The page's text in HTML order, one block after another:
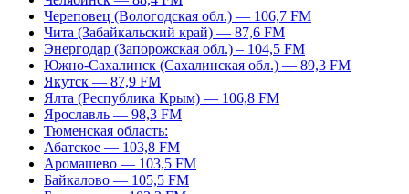
Череповец (Вологодская обл.) — 106,7 FM
Чита (Забайкальский край) — 87,6 FM
Энергодар (Запорожская обл.) – 104,5 FM
Южно-Сахалинск (Сахалинская обл.) — 89,3 FM
Якутск — 87,9 FM
Ялта (Республика Крым) — 106,8 FM
Ярославль — 98,3 FM
Тюменская область:
Абатское — 103,8 FM
Аромашево — 103,5 FM
Байкалово — 105,5 FM